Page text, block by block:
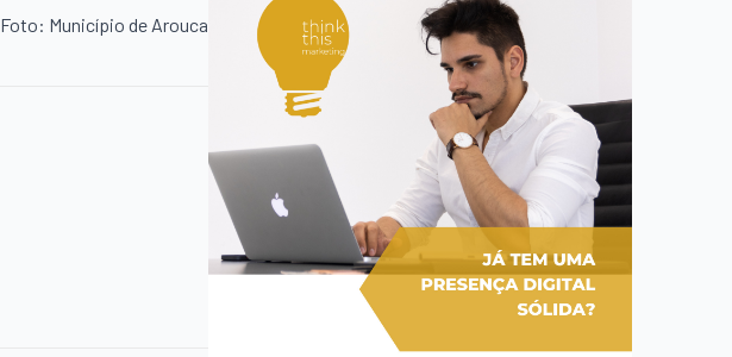
Foto: Município de Arouca